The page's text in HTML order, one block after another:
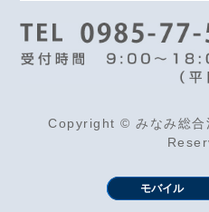
Copyright © みなみ総
モバイル